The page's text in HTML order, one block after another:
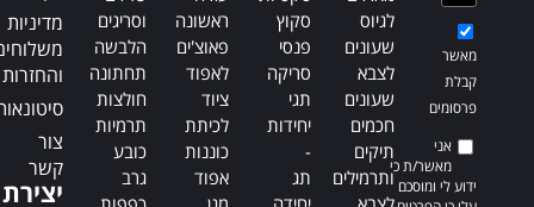
מאשר
קבלת
פרסומים
אני
מאשר/ת כי
ידוע לי ומוסכם
לגיוס
שעונים
לצבא
שעונים
חכמים
תיקים
ותרמילים
סקוץ
פנסי
סריקה
תגי
יחידות
-
תג
ראשונה
פאוצ'ים
לאפוד
ציוד
לכיתת
כוננות
אפוד
וסריגים
הלבשה
תחתונה
חולצות
תרמיות
כובע
גרב
מדיניות
והחזרות
צור
קשר
יצירת